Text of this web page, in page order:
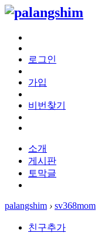
로그인
가입
비번찾기
소개
게시판
토막글
palangshim › sv368mom
친구추가